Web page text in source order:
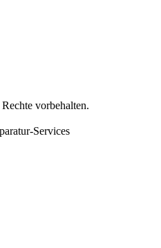
vorbehalten.
Services